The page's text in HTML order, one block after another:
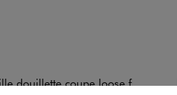
douillette coupe loose femme